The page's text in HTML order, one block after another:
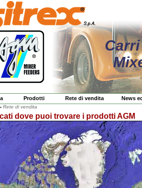
Prodotti Rete di vendita News
Rete di vendita
dove puoi trovare i prodotti AGM